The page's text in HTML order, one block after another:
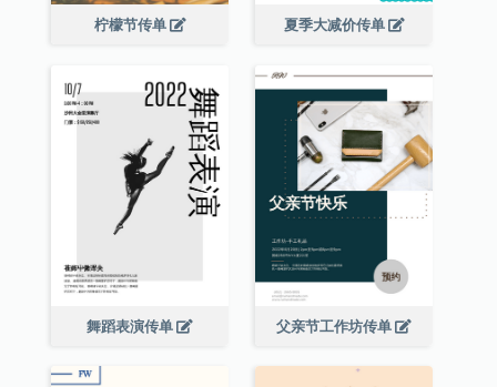
柠檬节传单 夏季大减价传单
舞蹈表演传单 父亲节工作坊传单